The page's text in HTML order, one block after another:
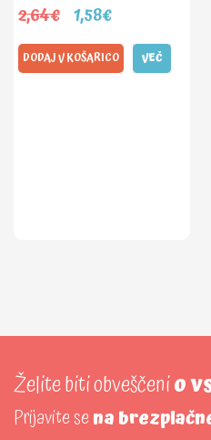
2,64€ 1,58€
DODAJ V KOŠARICO VEČ
Želite biti obveščenio
Prijavite sena